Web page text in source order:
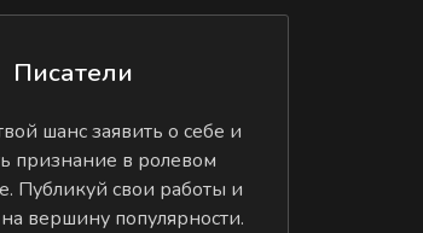
Писатели
шанс заявить о себе и
признание в ролевом
Публикуй свои работы и
вершину популярности.